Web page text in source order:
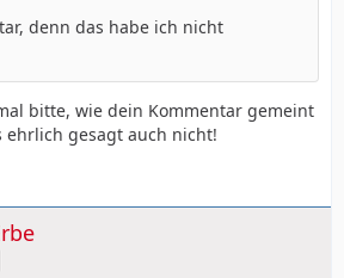
denn das habe ich nicht
bitte, wie dein Kommentar gemeint
ehrlich gesagt auch nicht!